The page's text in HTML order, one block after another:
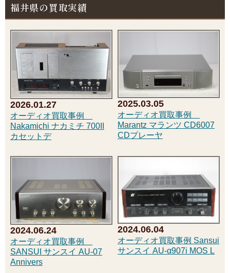
福井県の買取実績
2026.01.27
オーディオ買取事例
Nakamichi ナカミチ 700II
カセットデ
2025.03.05
オーディオ買取事例
Marantz マランツ CD6007
CDプレーヤ
2024.06.24
オーディオ買取事例
SANSUI サンスイ AU-07
Annivers
2024.06.04
オーディオ買取事例 Sansui
サンスイ AU-α907i MOS L